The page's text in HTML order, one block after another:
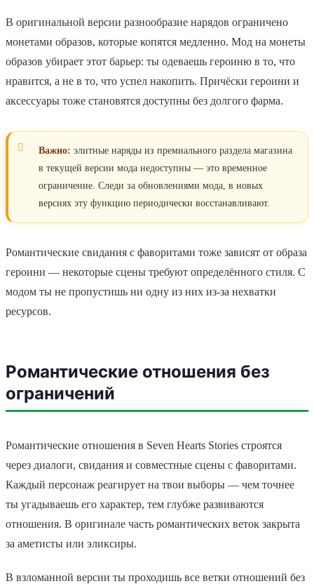
В оригинальной версии разнообразие нарядов ограничено
монетами образов, которые копятся медленно. Мод на монеты
образов убирает этот барьер: ты одеваешь героиню в то, что
нравится, а не в то, что успел накопить. Причёски героини и
аксессуары тоже становятся доступны без долгого фарма.
Важно: элитные наряды из премиального раздела магазина
в текущей версии мода недоступны — это временное
ограничение. Следи за обновлениями мода, в новых
версиях эту функцию периодически восстанавливают.
Романтические свидания с фаворитами тоже зависят от образа
героини — некоторые сцены требуют определённого стиля. С
модом ты не пропустишь ни одну из них из-за нехватки
ресурсов.
Романтические отношения без
ограничений
Романтические отношения в Seven Hearts Stories строятся
через диалоги, свидания и совместные сцены с фаворитами.
Каждый персонаж реагирует на твои выборы — чем точнее
ты угадываешь его характер, тем глубже развиваются
отношения. В оригинале часть романтических веток закрыта
за аметисты или эликсиры.
В взломанной версии ты проходишь все ветки отношений без